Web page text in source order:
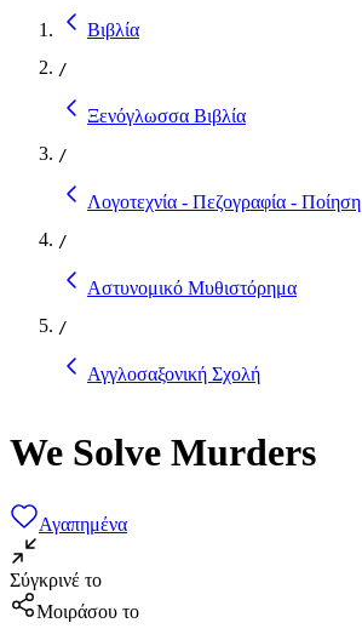
Βιβλία
/
Ξενόγλωσσα Βιβλία
/
Λογοτεχνία - Πεζογραφία - Ποίηση
/
Αστυνομικό Μυθιστόρημα
/
Αγγλοσαξονική Σχολή
We Solve Murders
Αγαπημένα
Σύγκρινέ το
Μοιράσου το